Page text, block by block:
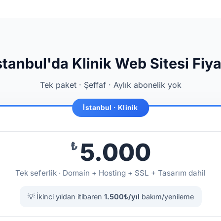
Klinik Web Sitesi
Tek paket · Şeffaf · Aylık abonelik yok
İstanbul · Klinik
₺ 5.000
Tek seferlik · Domain + Hosting + SSL + Tasarım dahil
💡 İkinci yıldan itibaren 1.500₺/yıl bakım/yenileme